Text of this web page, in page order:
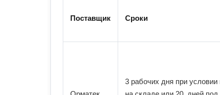
Поставщик Сроки
3 рабочих дня при условии